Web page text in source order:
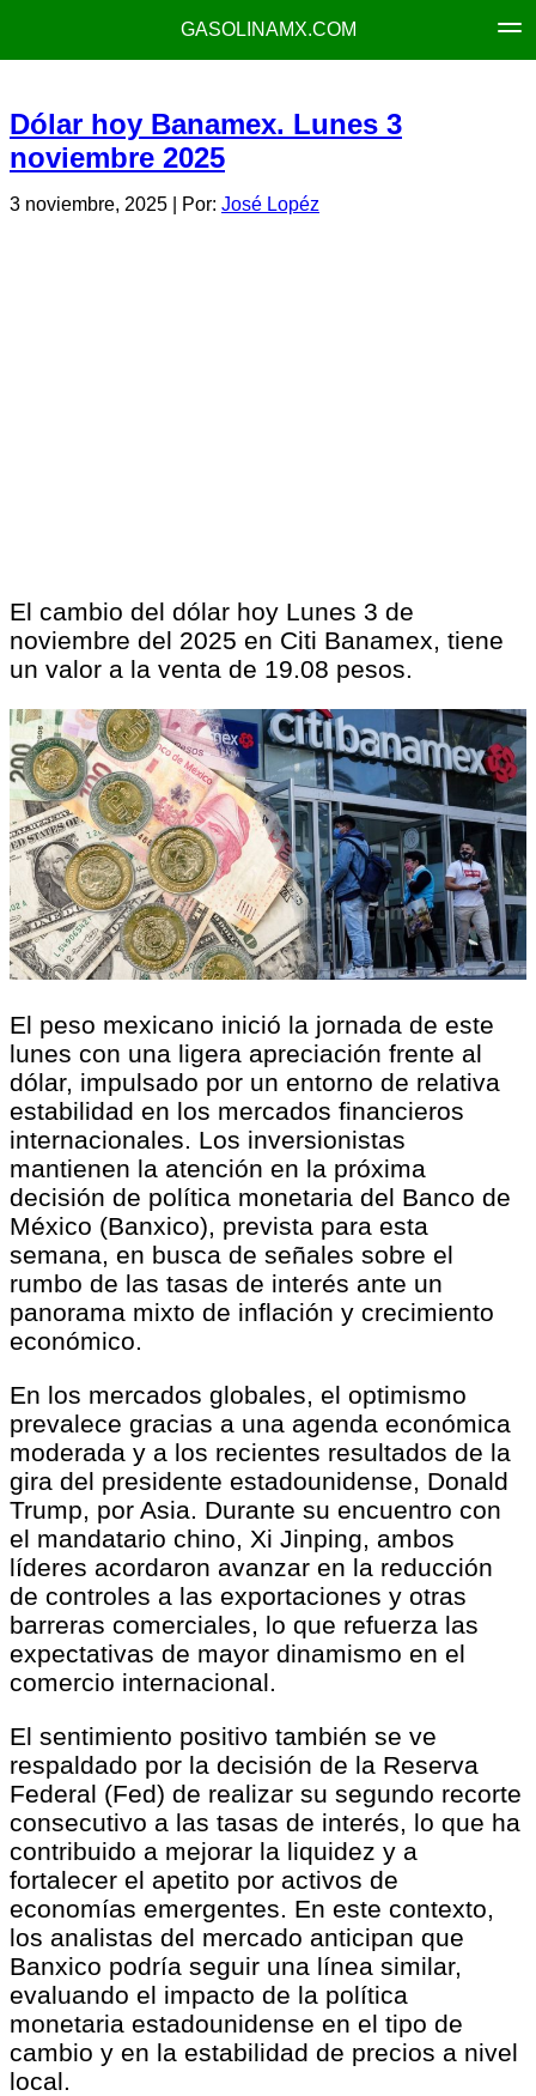
GASOLINAMX.COM
Dólar hoy Banamex. Lunes 3
noviembre 2025
3 noviembre, 2025 | Por: José Lopéz
El cambio del dólar hoy Lunes 3 de
noviembre del 2025 en Citi Banamex, tiene
un valor a la venta de 19.08 pesos.
El peso mexicano inició la jornada de este
lunes con una ligera apreciación frente al
dólar, impulsado por un entorno de relativa
estabilidad en los mercados financieros
internacionales. Los inversionistas
mantienen la atención en la próxima
decisión de política monetaria del Banco de
México (Banxico), prevista para esta
semana, en busca de señales sobre el
rumbo de las tasas de interés ante un
panorama mixto de inflación y crecimiento
económico.
En los mercados globales, el optimismo
prevalece gracias a una agenda económica
moderada y a los recientes resultados de la
gira del presidente estadounidense, Donald
Trump, por Asia. Durante su encuentro con
el mandatario chino, Xi Jinping, ambos
líderes acordaron avanzar en la reducción
de controles a las exportaciones y otras
barreras comerciales, lo que refuerza las
expectativas de mayor dinamismo en el
comercio internacional.
El sentimiento positivo también se ve
respaldado por la decisión de la Reserva
Federal (Fed) de realizar su segundo recorte
consecutivo a las tasas de interés, lo que ha
contribuido a mejorar la liquidez y a
fortalecer el apetito por activos de
economías emergentes. En este contexto,
los analistas del mercado anticipan que
Banxico podría seguir una línea similar,
evaluando el impacto de la política
monetaria estadounidense en el tipo de
cambio y en la estabilidad de precios a nivel
local.